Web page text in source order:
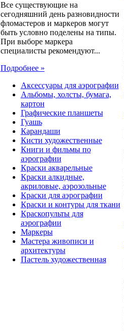
Все существующие на
сегодняшний день разновидности
фломастеров и маркеров могут
быть условно поделены на типы.
При выборе маркера
специалисты рекомендуют...
Подробнее »
Аксессуары для аэрографии
Альбомы, холсты, бумага,
картон
Графические планшеты
Гуашь
Карандаши
Кисти художественные
Книги и фильмы по
аэрографии
Краски акварельные
Краски алкидные,
акриловые, аэрозольные
Краски для аэрографии
Краски и контуры для ткани
Краскопульты для
аэрографии
Маркеры
Мастера живописи и
архитектуры
Пастель художественная